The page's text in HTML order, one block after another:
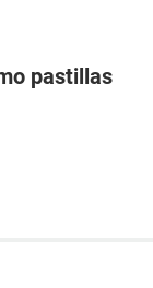
pastillas